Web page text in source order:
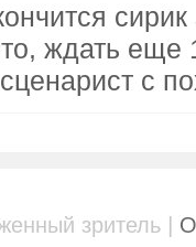
ждать еще
с
зритель |